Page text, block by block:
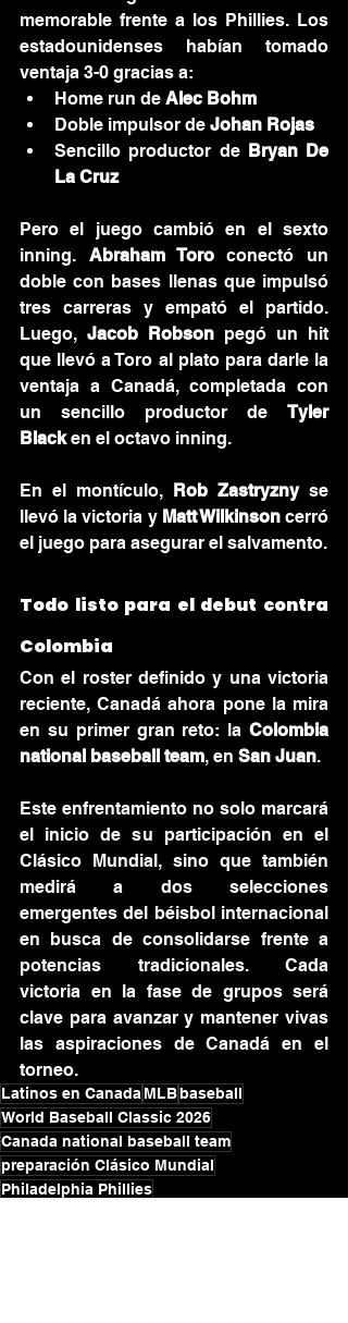
memorable frente a los Phillies. Los
estadounidenses habían tomado
ventaja 3-0 gracias a:
Home run de Alec Bohm
Doble impulsor de Johan Rojas
Sencillo productor de Bryan De
La Cruz
Pero el juego cambió en el sexto
inning. Abraham Toro conectó un
doble con bases llenas que impulsó
tres carreras y empató el partido.
Luego, Jacob Robson pegó un hit
que llevó a Toro al plato para darle la
ventaja a Canadá, completada con
un sencillo productor de Tyler
Black en el octavo inning.
En el montículo, Rob Zastryzny se
llevó la victoria y Matt Wilkinson cerró
el juego para asegurar el salvamento.
Todo listo para el debut contra
Colombia
Con el roster definido y una victoria
reciente, Canadá ahora pone la mira
en su primer gran reto: la Colombia
national baseball team, en San Juan.
Este enfrentamiento no solo marcará
el inicio de su participación en el
Clásico Mundial, sino que también
medirá a dos selecciones
emergentes del béisbol internacional
en busca de consolidarse frente a
potencias tradicionales. Cada
victoria en la fase de grupos será
clave para avanzar y mantener vivas
las aspiraciones de Canadá en el
torneo.
Latinos en Canada MLBbaseball
World Baseball Classic 2026
Canada national baseball team
preparación Clásico Mundial
Philadelphia Phillies